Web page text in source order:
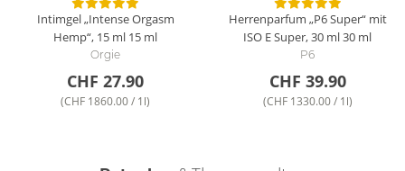
Intimgel „Intense Orgasm
Hemp“, 15 ml 15 ml
Orgie
CHF 27.90
(CHF 1860.00 / 1l)
Herrenparfum „P6 Super“ mit
ISO E Super, 30 ml30 ml
P6
CHF 39.90
(CHF 1330.00 / 1l)
Mehr Lust, weniger Druck - Tipps gegen